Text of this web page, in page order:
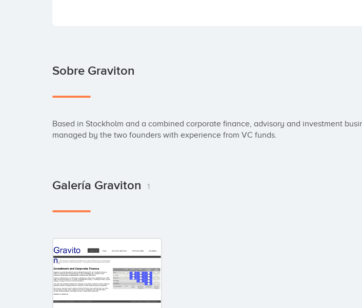
Sobre Graviton
Based in Stockholm and a combined corporate finance, advisory and investment
managed by the two founders with experience from VC funds.
Galería Graviton 1